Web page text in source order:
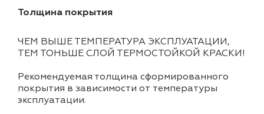
Толщина покрытия
ЧЕМ ВЫШЕ ТЕМПЕРАТУРА ЭКСПЛУАТАЦИИ,
ТЕМ ТОНЬШЕ СЛОЙ ТЕРМОСТОЙКОЙ КРАСКИ!
Рекомендуемая толщина сформированного
покрытия в зависимости от температуры
эксплуатации.